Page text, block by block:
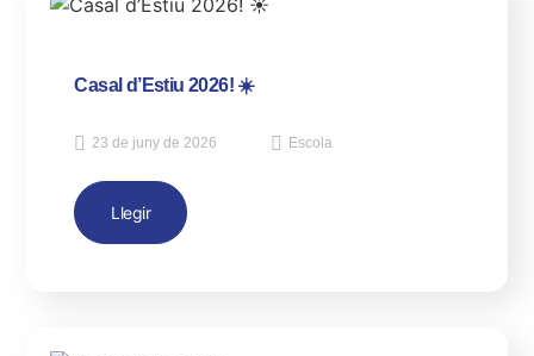
Casal d’Estiu 2026! ☀️
23 de juny de 2026 Escola
Llegir